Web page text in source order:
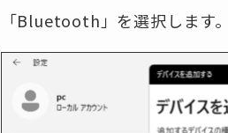
「Bluetooth」を選択します。